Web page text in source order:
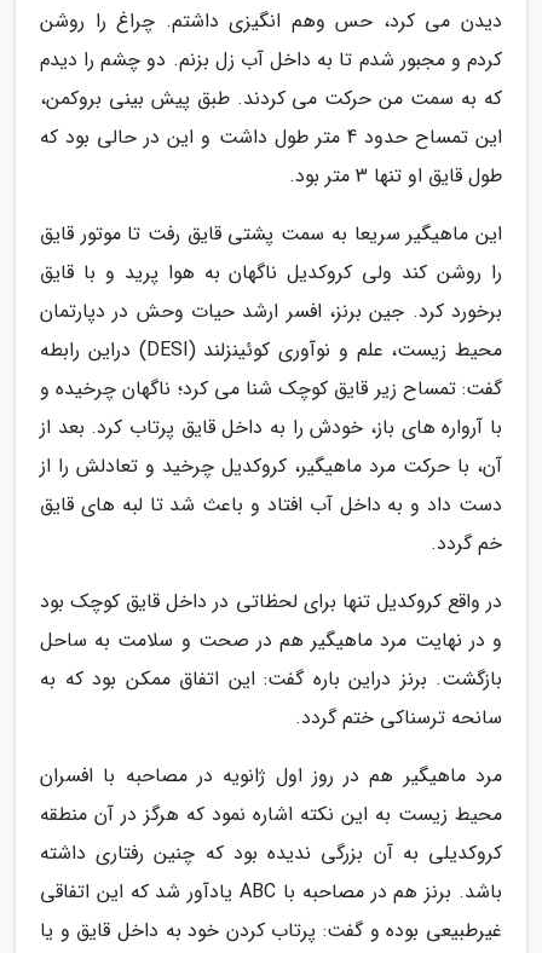
دیدن می کرد، حس وهم انگیزی داشتم. چراغ را روشن
کردم و مجبور شدم تا به داخل آب زل بزنم. دو چشم را دیدم
که به سمت من حرکت می کردند. طبق پیش بینی بروکمن،
این تمساح حدود 4 متر طول داشت و این در حالی بود که
طول قایق او تنها 3 متر بود.
این ماهیگیر سریعا به سمت پشتی قایق رفت تا موتور قایق
را روشن کند ولی کروکدیل ناگهان به هوا پرید و با قایق
برخورد کرد. جین برنز، افسر ارشد حیات وحش در دپارتمان
محیط زیست، علم و نوآوری کوئینزلند (DESI) دراین رابطه
گفت: تمساح زیر قایق کوچک شنا می کرد؛ ناگهان چرخیده و
با آرواره های باز، خودش را به داخل قایق پرتاب کرد. بعد از
آن، با حرکت مرد ماهیگیر، کروکدیل چرخید و تعادلش را از
دست داد و به داخل آب افتاد و باعث شد تا لبه های قایق
خم گردد.
در واقع کروکدیل تنها برای لحظاتی در داخل قایق کوچک بود
و در نهایت مرد ماهیگیر هم در صحت و سلامت به ساحل
بازگشت. برنز دراین باره گفت: این اتفاق ممکن بود که به
سانحه ترسناکی ختم گردد.
مرد ماهیگیر هم در روز اول ژانویه در مصاحبه با افسران
محیط زیست به این نکته اشاره نمود که هرگز در آن منطقه
کروکدیلی به آن بزرگی ندیده بود که چنین رفتاری داشته
باشد. برنز هم در مصاحبه با ABC یادآور شد که این اتفاقی
غیرطبیعی بوده و گفت: پرتاب کردن خود به داخل قایق و یا